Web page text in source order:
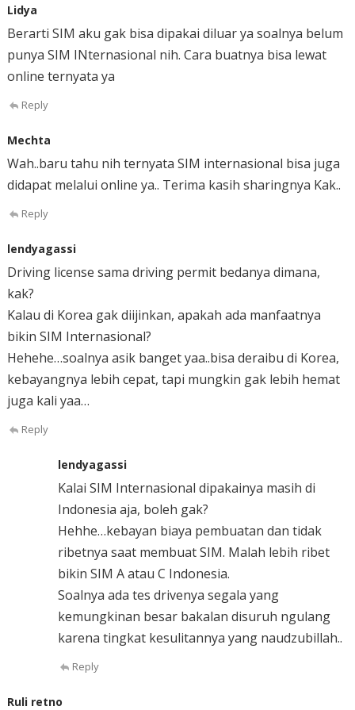
Lidya
Berarti SIM aku gak bisa dipakai diluar ya soalnya belum
punya SIM INternasional nih. Cara buatnya bisa lewat
online ternyata ya
Reply
Mechta
Wah..baru tahu nih ternyata SIM internasional bisa juga
didapat melalui online ya.. Terima kasih sharingnya Kak..
Reply
lendyagassi
Driving license sama driving permit bedanya dimana,
kak?
Kalau di Korea gak diijinkan, apakah ada manfaatnya
bikin SIM Internasional?
Hehehe…soalnya asik banget yaa..bisa deraibu di Korea,
kebayangnya lebih cepat, tapi mungkin gak lebih hemat
juga kali yaa…
Reply
lendyagassi
Kalai SIM Internasional dipakainya masih di
Indonesia aja, boleh gak?
Hehhe…kebayan biaya pembuatan dan tidak
ribetnya saat membuat SIM. Malah lebih ribet
bikin SIM A atau C Indonesia.
Soalnya ada tes drivenya segala yang
kemungkinan besar bakalan disuruh ngulang
karena tingkat kesulitannya yang naudzubillah..
Reply
Ruli retno